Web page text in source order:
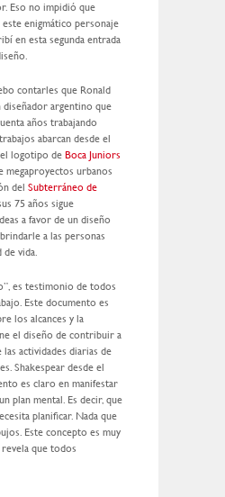
Eso no impidió que
enigmático personaje
en esta segunda entrada
contarles que Ronald
diseñador argentino que
años trabajando
abarcan desde el
logotipo de Boca Juniors
megaproyectos urbanos
del Subterráneo de
75 años sigue
a favor de un diseño
a las personas
de vida.
es testimonio de todos
Este documento es
los alcances y la
el diseño de contribuir a
las actividades diarias de
Shakespear desde el
es claro en manifestar
plan mental. Es decir, que
planificar. Nada que
Este concepto es muy
revela que todos